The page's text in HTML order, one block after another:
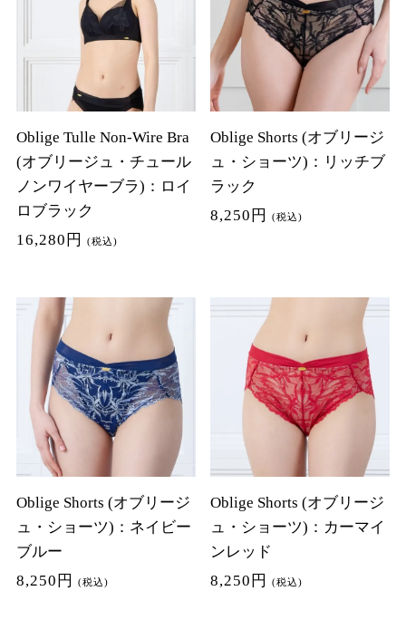
Oblige Tulle Non-Wire Bra
(オブリージュ・チュール
ノンワイヤーブラ)：ロイ
ロブラック
16,280円
(税込)
Oblige Shorts (オブリージ
ュ・ショーツ)：リッチブ
ラック
8,250円
(税込)
Oblige Shorts (オブリージ
ュ・ショーツ)：ネイビー
ブルー
8,250円
(税込)
Oblige Shorts (オブリージ
ュ・ショーツ)：カーマイ
ンレッド
8,250円
(税込)